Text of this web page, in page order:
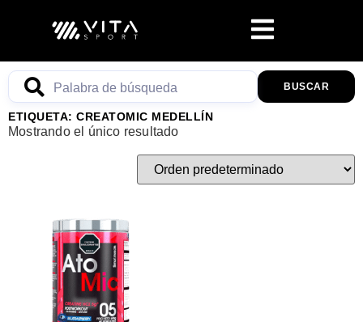
BUSCAR
ETIQUETA: CREATOMIC MEDELLÍN
Mostrando el único resultado